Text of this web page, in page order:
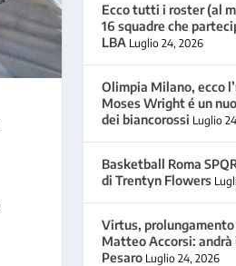
Ecco tutti i roster (al
16 squadre che
LBA Luglio 24, 2026
Olimpia Milano, ecco
Moses Wright é un
dei biancorossi Luglio
Basketball Roma
di Trentyn Flowers
Virtus,
Matteo Accorsi:
Pesaro Luglio 24, 2026